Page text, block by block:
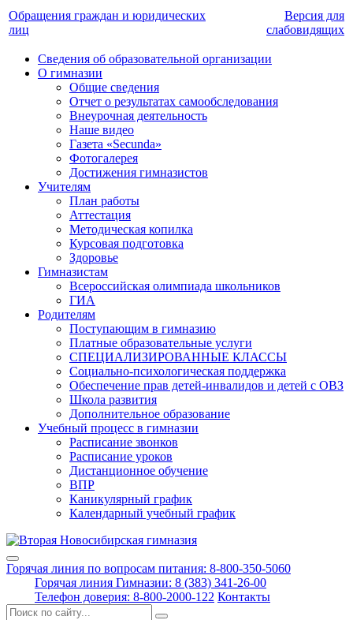
Обращения граждан и юридических
лиц
Версия для
слабовидящих
Сведения об образовательной организации
О гимназии
Общие сведения
Отчет о результатах самообследования
Внеурочная деятельность
Наше видео
Газета «Secunda»
Фотогалерея
Достижения гимназистов
Учителям
План работы
Аттестация
Методическая копилка
Курсовая подготовка
Здоровье
Гимназистам
Всероссийская олимпиада школьников
ГИА
Родителям
Поступающим в гимназию
Платные образовательные услуги
СПЕЦИАЛИЗИРОВАННЫЕ КЛАССЫ
Социально-психологическая поддержка
Обеспечение прав детей-инвалидов и детей с ОВЗ
Школа развития
Дополнительное образование
Учебный процесс в гимназии
Расписание звонков
Расписание уроков
Дистанционное обучение
ВПР
Каникулярный график
Календарный учебный график
Горячая линия по вопросам питания: 8-800-350-5060
Горячая линия Гимназии: 8 (383) 341-26-00
Телефон доверия: 8-800-2000-122 Контакты
Поиск: